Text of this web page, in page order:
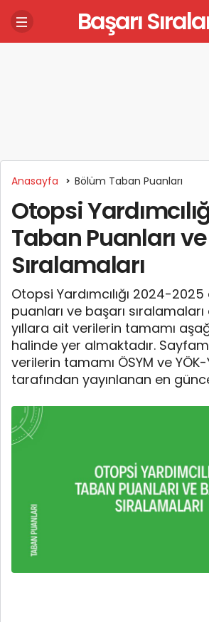
Başarı
Anasayfa Bölüm Taban Puanları
Otopsi
Taban Puanları
Sıralamaları
Otopsi Yardımcılığı 2024-
puanları ve başarı sıralamaları
yıllara ait verilerin tamamı
halinde yer almaktadır.
verilerin tamamı ÖSYM ve YÖK-
tarafından yayınlanan en